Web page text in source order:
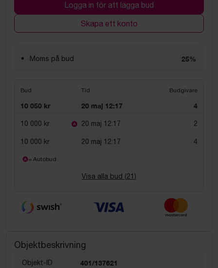
Logga in för att lägga bud
Skapa ett konto
Moms på bud 25%
Bud Tid Budgivare
10 050 kr 20 maj 12:17 4
10 000 kr 20 maj 12:17 2
10 000 kr 20 maj 12:17 4
= Autobud
Visa alla bud (21 )
Objektbeskrivning
Objekt-ID 401/137621